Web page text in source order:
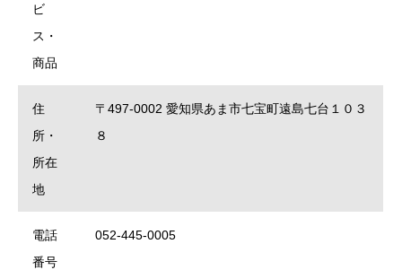
ビ
ス・
商品
住
所・
所在
地
〒497-0002 愛知県あま市七宝町遠島七台１０３
８
電話
番号
052-445-0005